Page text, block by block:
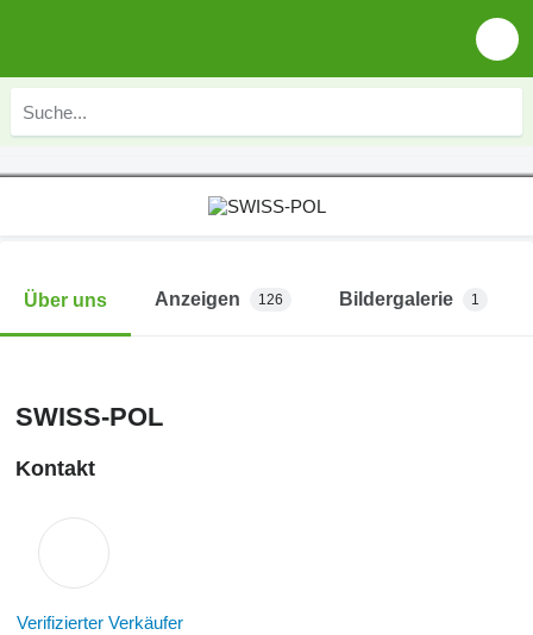
Über uns Anzeigen 126 Bildergalerie 1
SWISS-POL
Kontakt
Verifizierter Verkäufer